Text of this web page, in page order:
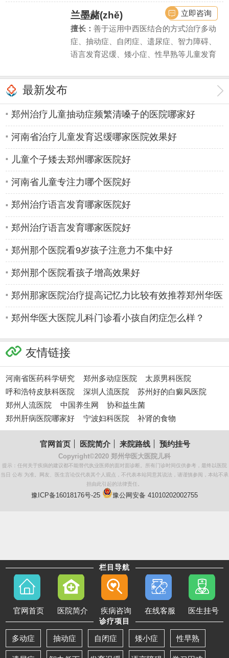
和干预治疗。
兰墨赭(zhě)
擅长： 善于运用中西医结合的方式治疗多动
症、抽动症、自闭症、遗尿症、智力障碍、
语言发育迟缓、矮小症、性早熟等儿童发育
儿童注意力不集中、学习困难、脾气暴躁、
立即咨询
最新发布
郑州治疗儿童抽动症频繁清嗓子的医院哪家好
河南省治疗儿童发育迟缓哪家医院效果好
儿童个子矮去郑州哪家医院好
河南省儿童专注力哪个医院好
郑州治疗语言发育哪家医院好
郑州治疗语言发育哪家医院好
郑州那个医院看9岁孩子注意力不集中好
郑州那个医院看孩子增高效果好
郑州那家医院治疗提高记忆力比较有效推荐郑州华医
大医院儿科
郑州华医大医院儿科门诊看小孩自闭症怎么样？
友情链接
河南省医药科学研究 郑州多动症医院
太原男科医院
呼和浩特皮肤科医院
深圳人流医院
苏州好的白癜风医院
郑州人流医院
中国养生网
协和益生菌
郑州肝病医院哪家好
宁波妇科医院 补肾的食物
官网首页 医院简介 来院路线 预约挂号
Copyright©2020 郑州华医大医院儿科
提示：任何关于疾病的建议都不能替代执业医师的面对面诊断。所有门诊时间仅供参考，最终以医院
当日 公布 为准。网友、医生言论仅代表其个人观点，不代表本站同意其说法，请谨慎参阅，本站不承
担由此引起的法律责任。
豫ICP备16018176号-25 豫公网安备 41010202002755
栏目导航
官网首页 医院简介 疾病咨询 在线客服 医生挂号
诊疗项目
多动症 抽动症 自闭症 矮小症 性早熟